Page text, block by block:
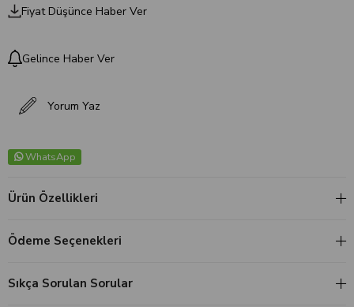
Fiyat Düşünce Haber Ver
Gelince Haber Ver
Yorum Yaz
WhatsApp
Ürün Özellikleri
Ödeme Seçenekleri
Sıkça Sorulan Sorular